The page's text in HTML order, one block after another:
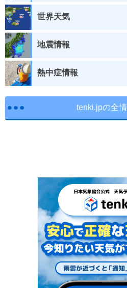
世界天気
地震情報
熱中症情報
tenki.jpの全